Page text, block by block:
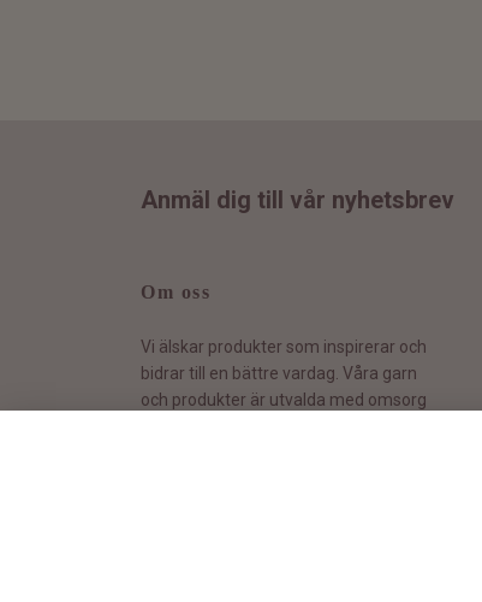
Anmäl dig till vår nyhetsbrev
Om oss
Vi älskar produkter som inspirerar och
bidrar till en bättre vardag. Våra garn
och produkter är utvalda med omsorg